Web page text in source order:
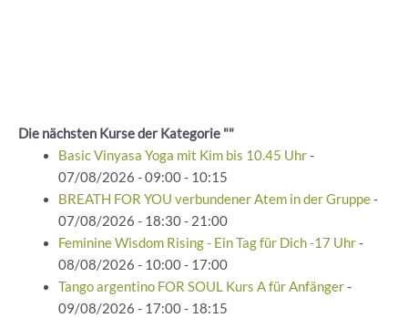
Die nächsten Kurse der Kategorie ""
Basic Vinyasa Yoga mit Kim bis 10.45 Uhr-
07/08/2026 - 09:00 - 10:15
BREATH FOR YOU verbundener Atem in der Gruppe-
07/08/2026 - 18:30 - 21:00
Feminine Wisdom Rising - Ein Tag für Dich -17 Uhr-
08/08/2026 - 10:00 - 17:00
Tango argentino FOR SOUL Kurs A für Anfänger-
09/08/2026 - 17:00 - 18:15